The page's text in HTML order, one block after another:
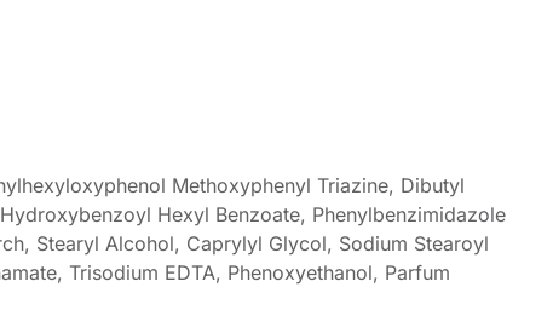
Methoxyphenyl Triazine, Dibutyl
Hexyl Benzoate, Phenylbenzimidazole
Stearyl Alcohol, Caprylyl Glycol, Sodium Stearoyl
Trisodium EDTA, Phenoxyethanol, Parfum